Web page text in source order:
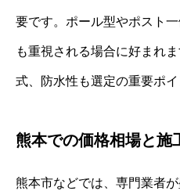
要です。ポール型やポスト
も重視される場合に好まれ
式、防水性も選定の重要ポイ
熊本での価格相場と施
熊本市などでは、専門業者